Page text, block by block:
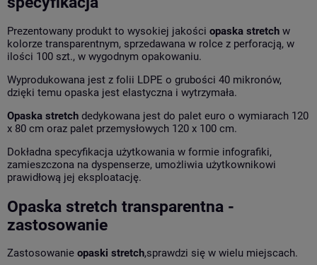
Prezentowany produkt to wysokiej jakości opaska stretch w
kolorze transparentnym, sprzedawana w rolce z perforacją, w
ilości 100 szt., w wygodnym opakowaniu.
Wyprodukowana jest z folii LDPE o grubości 40 mikronów,
dzięki temu opaska jest elastyczna i wytrzymała.
Opaska stretch dedykowana jest do palet euro o wymiarach 120
x 80 cm oraz palet przemysłowych 120 x 100 cm.
Dokładna specyfikacja użytkowania w formie infografiki,
zamieszczona na dyspenserze, umożliwia użytkownikowi
prawidłową jej eksploatację.
Opaska stretch transparentna -
zastosowanie
Zastosowanie opaski stretch,sprawdzi się w wielu miejscach.